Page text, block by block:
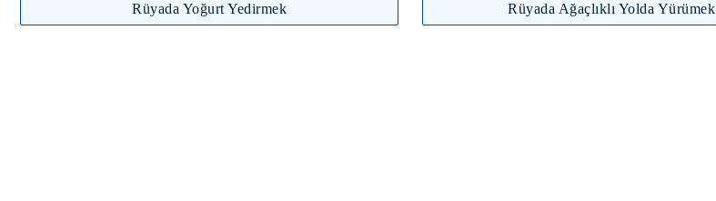
Rüyada Yoğurt Yedirmek Rüyada Ağaçlıklı Yolda Yürümek